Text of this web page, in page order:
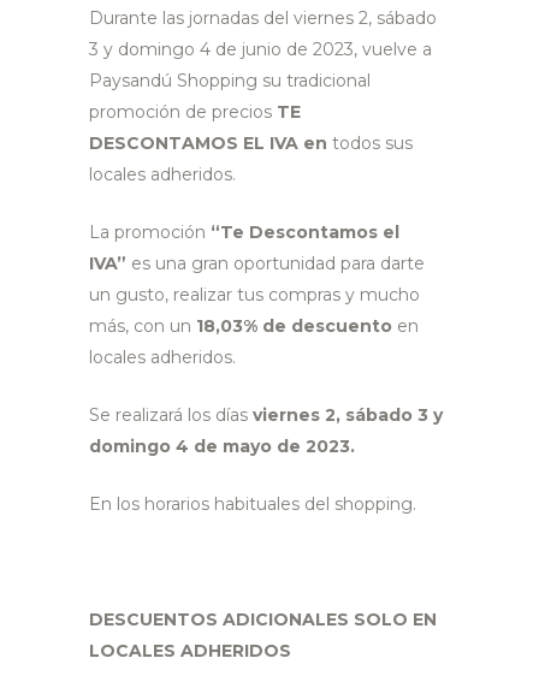
Durante las jornadas del viernes 2, sábado
3 y domingo 4 de junio de 2023, vuelve a
Paysandú Shopping su tradicional
promoción de precios TE
DESCONTAMOS EL IVA en todos sus
locales adheridos.
La promoción “Te Descontamos el
IVA” es una gran oportunidad para darte
un gusto, realizar tus compras y mucho
más, con un 18,03% de descuento en
locales adheridos.
Se realizará los días viernes 2, sábado 3 y
domingo 4 de mayo de 2023.
En los horarios habituales del shopping.
DESCUENTOS ADICIONALES SOLO EN
LOCALES ADHERIDOS